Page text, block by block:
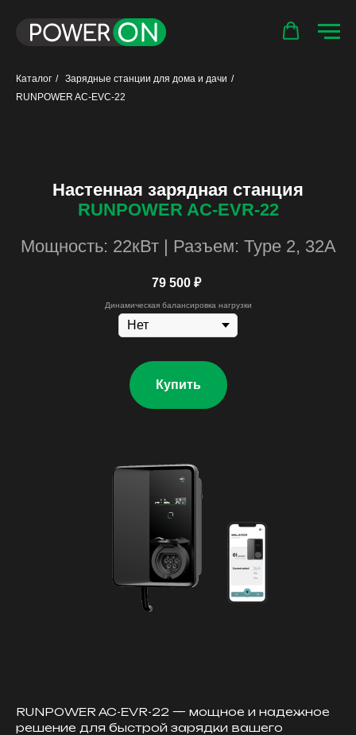
Каталог / Зарядные станции для дома и дачи /
RUNPOWER AC-EVC-22
Настенная зарядная станция
RUNPOWER AC-EVR-22
Мощность: 22кВт | Разъем: Type 2, 32A
79 500 ₽
Динамическая балансировка нагрузки
Купить
RUNPOWER AC-EVR-22 — мощное и надежное
решение для быстрой зарядки вашего